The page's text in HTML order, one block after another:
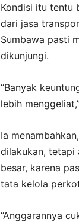
Kondisi itu tentu
dari jasa
Sumbawa pasti
dikunjungi.
“Banyak
lebih
Ia
dilakukan, tetapi
besar, karena
tata kelola
“Anggarannya